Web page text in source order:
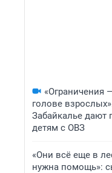
«Ограничения
голове
Забайкалье дают
детям с ОВЗ
«Они всё еще в
нужна помощь»: